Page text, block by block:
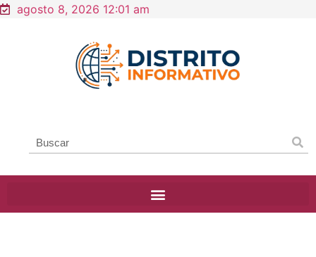
agosto 8, 2026 12:01 am